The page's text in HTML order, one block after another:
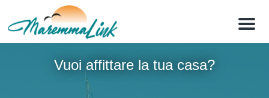
M
n
Vuoi affittare la tua casa?